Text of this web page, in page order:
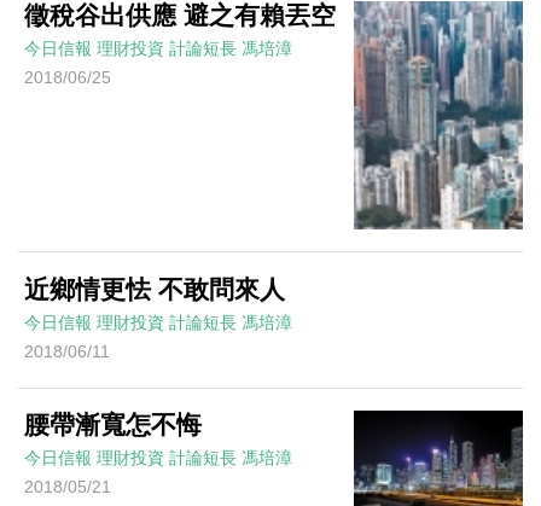
徵稅谷出供應 避之有賴丟空
今日信報 理財投資 計論短長 馮培漳
2018/06/25
近鄉情更怯 不敢問來人
今日信報 理財投資 計論短長 馮培漳
2018/06/11
腰帶漸寬怎不悔
今日信報 理財投資 計論短長 馮培漳
2018/05/21